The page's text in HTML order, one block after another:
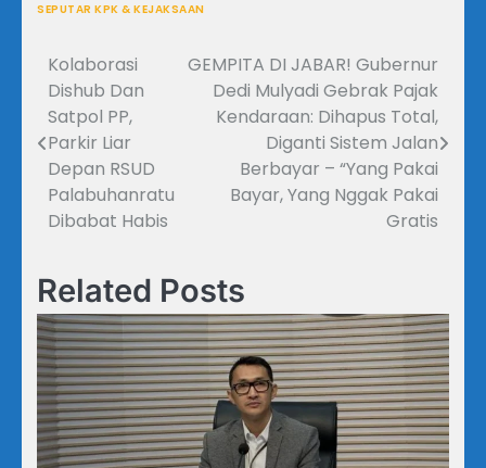
SEPUTAR KPK & KEJAKSAAN
Navigasi
pos
Kolaborasi
Dishub Dan
Satpol PP,
Parkir Liar
Depan RSUD
Palabuhanratu
Dibabat Habis
GEMPITA DI JABAR! Gubernur
Dedi Mulyadi Gebrak Pajak
Kendaraan: Dihapus Total,
Diganti Sistem Jalan
Berbayar – “Yang Pakai
Bayar, Yang Nggak Pakai
Gratis
Related Posts